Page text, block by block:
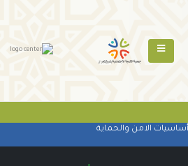
الامن والحماية